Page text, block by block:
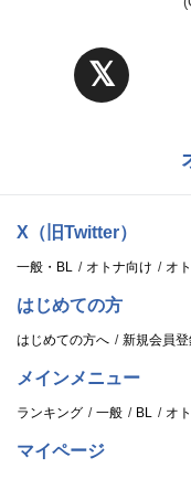
X（旧Twitter）
一般・BL オトナ向け オ
はじめての方
はじめての方へ 新規会員
メインメニュー
ランキング 一般 BL オ
マイページ